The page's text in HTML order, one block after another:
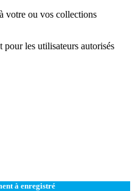
votre ou vos collections
les utilisateurs autorisés
à enregistré